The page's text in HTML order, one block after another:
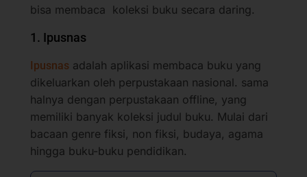
bisa membaca koleksi buku secara daring.
1. Ipusnas
Ipusnas adalah aplikasi membaca buku yang
dikeluarkan oleh perpustakaan nasional. sama
halnya dengan perpustakaan offline, yang
memiliki banyak koleksi judul buku. Mulai dari
bacaan genre fiksi, non fiksi, budaya, agama
hingga buku-buku pendidikan.